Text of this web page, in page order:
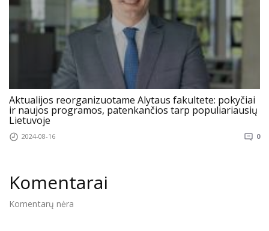
Aktualijos reorganizuotame Alytaus fakultete: pokyčiai
ir naujos programos, patenkančios tarp populiariausių
Lietuvoje
2024-08-16 0
Komentarai
Komentarų nėra